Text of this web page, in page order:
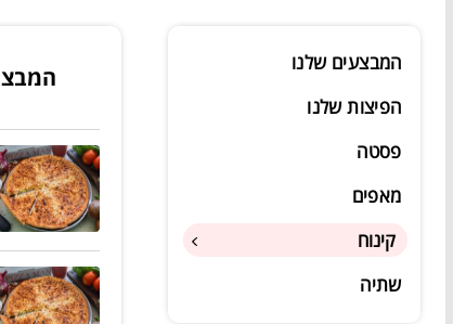
המבצעים שלנו
הפיצות שלנו
פסטה
מאפים
קינוח
שתיה